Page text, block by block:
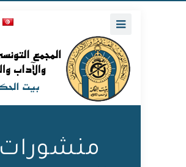
منشورات